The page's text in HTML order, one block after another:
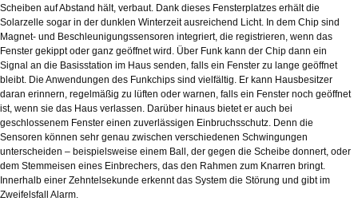
Scheiben auf Abstand hält, verbaut. Dank dieses Fensterplatzes erhält die
Solarzelle sogar in der dunklen Winterzeit ausreichend Licht. In dem Chip sind
Magnet- und Beschleunigungssensoren integriert, die registrieren, wenn das
Fenster gekippt oder ganz geöffnet wird. Über Funk kann der Chip dann ein
Signal an die Basisstation im Haus senden, falls ein Fenster zu lange geöffnet
bleibt. Die Anwendungen des Funkchips sind vielfältig. Er kann Hausbesitzer
daran erinnern, regelmäßig zu lüften oder warnen, falls ein Fenster noch geöffnet
ist, wenn sie das Haus verlassen. Darüber hinaus bietet er auch bei
geschlossenem Fenster einen zuverlässigen Einbruchsschutz. Denn die
Sensoren können sehr genau zwischen verschiedenen Schwingungen
unterscheiden – beispielsweise einem Ball, der gegen die Scheibe donnert, oder
dem Stemmeisen eines Einbrechers, das den Rahmen zum Knarren bringt.
Innerhalb einer Zehntelsekunde erkennt das System die Störung und gibt im
Zweifelsfall Alarm.